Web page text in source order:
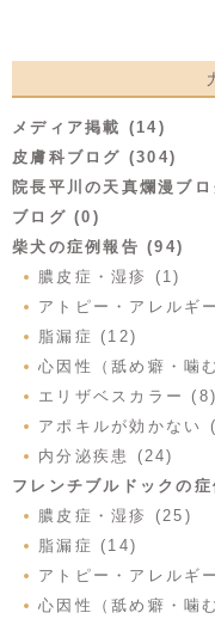
メディア掲載 (14)
皮膚科ブログ (304)
院長平川の天真爛漫ブ
ブログ (0)
柴犬の症例報告 (94)
膿皮症・湿疹 (1)
アトピー・アレルギ
脂漏症 (12)
心因性（舐め癖・噛
エリザベスカラー (8)
アポキルが効かない
内分泌疾患 (24)
フレンチブルドックの
膿皮症・湿疹 (25)
脂漏症 (14)
アトピー・アレルギ
心因性（舐め癖・噛